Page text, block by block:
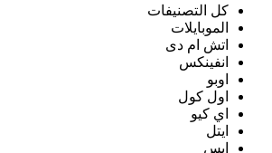
كل التصنيفات
الموبايلات
اتش ام دى
انفينكس
اوبو
اول كول
اي كيو
ايتل
ايس